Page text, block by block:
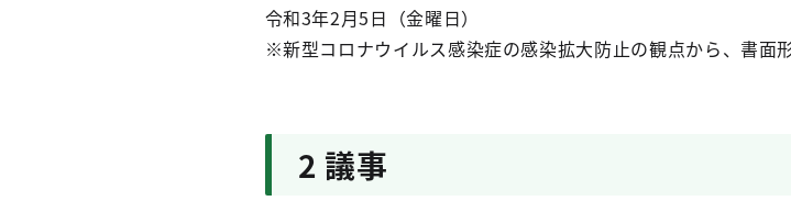
令和3年2月5日（金曜日）
※新型コロナウイルス感染症の感染拡大防止の観点から、書面
2 議事